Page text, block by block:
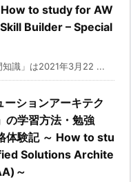
How to study for AW
Builder – Special
識」は2021年3月22 ...
ーションアーキテク
の学習方法・勉強
体験記 ～ How to stu
Solutions Archite
～